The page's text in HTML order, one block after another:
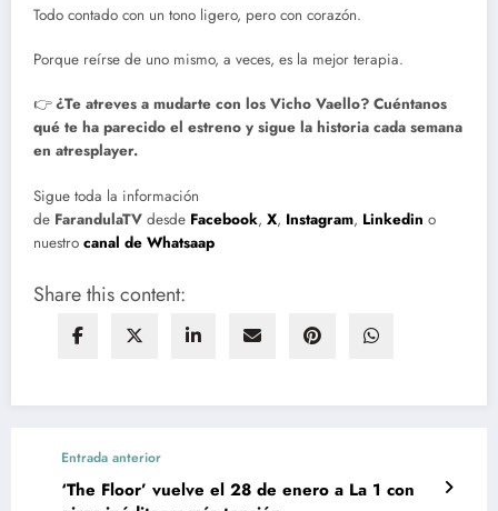
Todo contado con un tono ligero, pero con corazón.
Porque reírse de uno mismo, a veces, es la mejor terapia.
👉¿Te atreves a mudarte con los Vicho Vaello? Cuéntanos
qué te ha parecido el estreno y sigue la historia cada semana
en atresplayer.
Sigue toda la información
de FarandulaTV desde Facebook, X, Instagram, Linkedin o
nuestro canal de Whatsaap
Share this content:
Entrada anterior
‘The Floor’ vuelve el 28 de enero a La 1 con